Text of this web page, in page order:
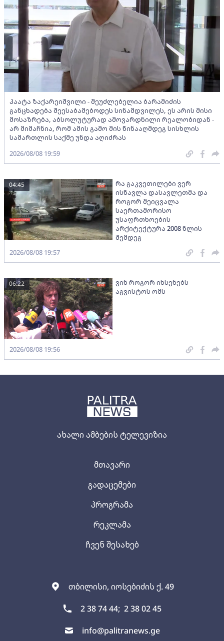
ახალი ამბების ტელევიზია
თბილისი, იოსებიძის ქ. 49
2 38 74 44; 2 38 02 45
info@palitranews.ge
მთავარი
გადაცემები
პროგრამა
რეკლამა
ჩვენ შესახებ
პაატა ზაქარეიშვილი - შეუძლებელია ბარამიძის
განცხადება შეესაბამებოდეს სინამდვილეს, ეს არის მისი
მოსაზრება, აბსოლუტურად ამოვარდნილი რეალობიდან -
არ მიმაჩნია, რომ ამის გამო მის წინააღმდეგ სისხლის
სამართლის საქმე უნდა აღიძრას
2026/08/08 19:59
რა გაკვეთილები ვერ
ისწავლა დასავლეთმა და
როგორ შეიცვალა
საერთაშორისო
უსაფრთხოების
არქიტექტურა 2008 წლის
შემდეგ
04:45
2026/08/08 19:57
ვინ როგორ იხსენებს
აგვისტოს ომს
06:22
2026/08/08 19:56